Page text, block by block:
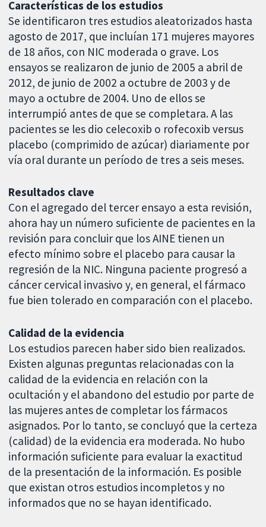
Características de los estudios
Se identificaron tres estudios aleatorizados hasta
agosto de 2017, que incluían 171 mujeres mayores
de 18 años, con NIC moderada o grave. Los
ensayos se realizaron de junio de 2005 a abril de
2012, de junio de 2002 a octubre de 2003 y de
mayo a octubre de 2004. Uno de ellos se
interrumpió antes de que se completara. A las
pacientes se les dio celecoxib o rofecoxib versus
placebo (comprimido de azúcar) diariamente por
vía oral durante un período de tres a seis meses.
Resultados clave
Con el agregado del tercer ensayo a esta revisión,
ahora hay un número suficiente de pacientes en la
revisión para concluir que los AINE tienen un
efecto mínimo sobre el placebo para causar la
regresión de la NIC. Ninguna paciente progresó a
cáncer cervical invasivo y, en general, el fármaco
fue bien tolerado en comparación con el placebo.
Calidad de la evidencia
Los estudios parecen haber sido bien realizados.
Existen algunas preguntas relacionadas con la
calidad de la evidencia en relación con la
ocultación y el abandono del estudio por parte de
las mujeres antes de completar los fármacos
asignados. Por lo tanto, se concluyó que la certeza
(calidad) de la evidencia era moderada. No hubo
información suficiente para evaluar la exactitud
de la presentación de la información. Es posible
que existan otros estudios incompletos y no
informados que no se hayan identificado.